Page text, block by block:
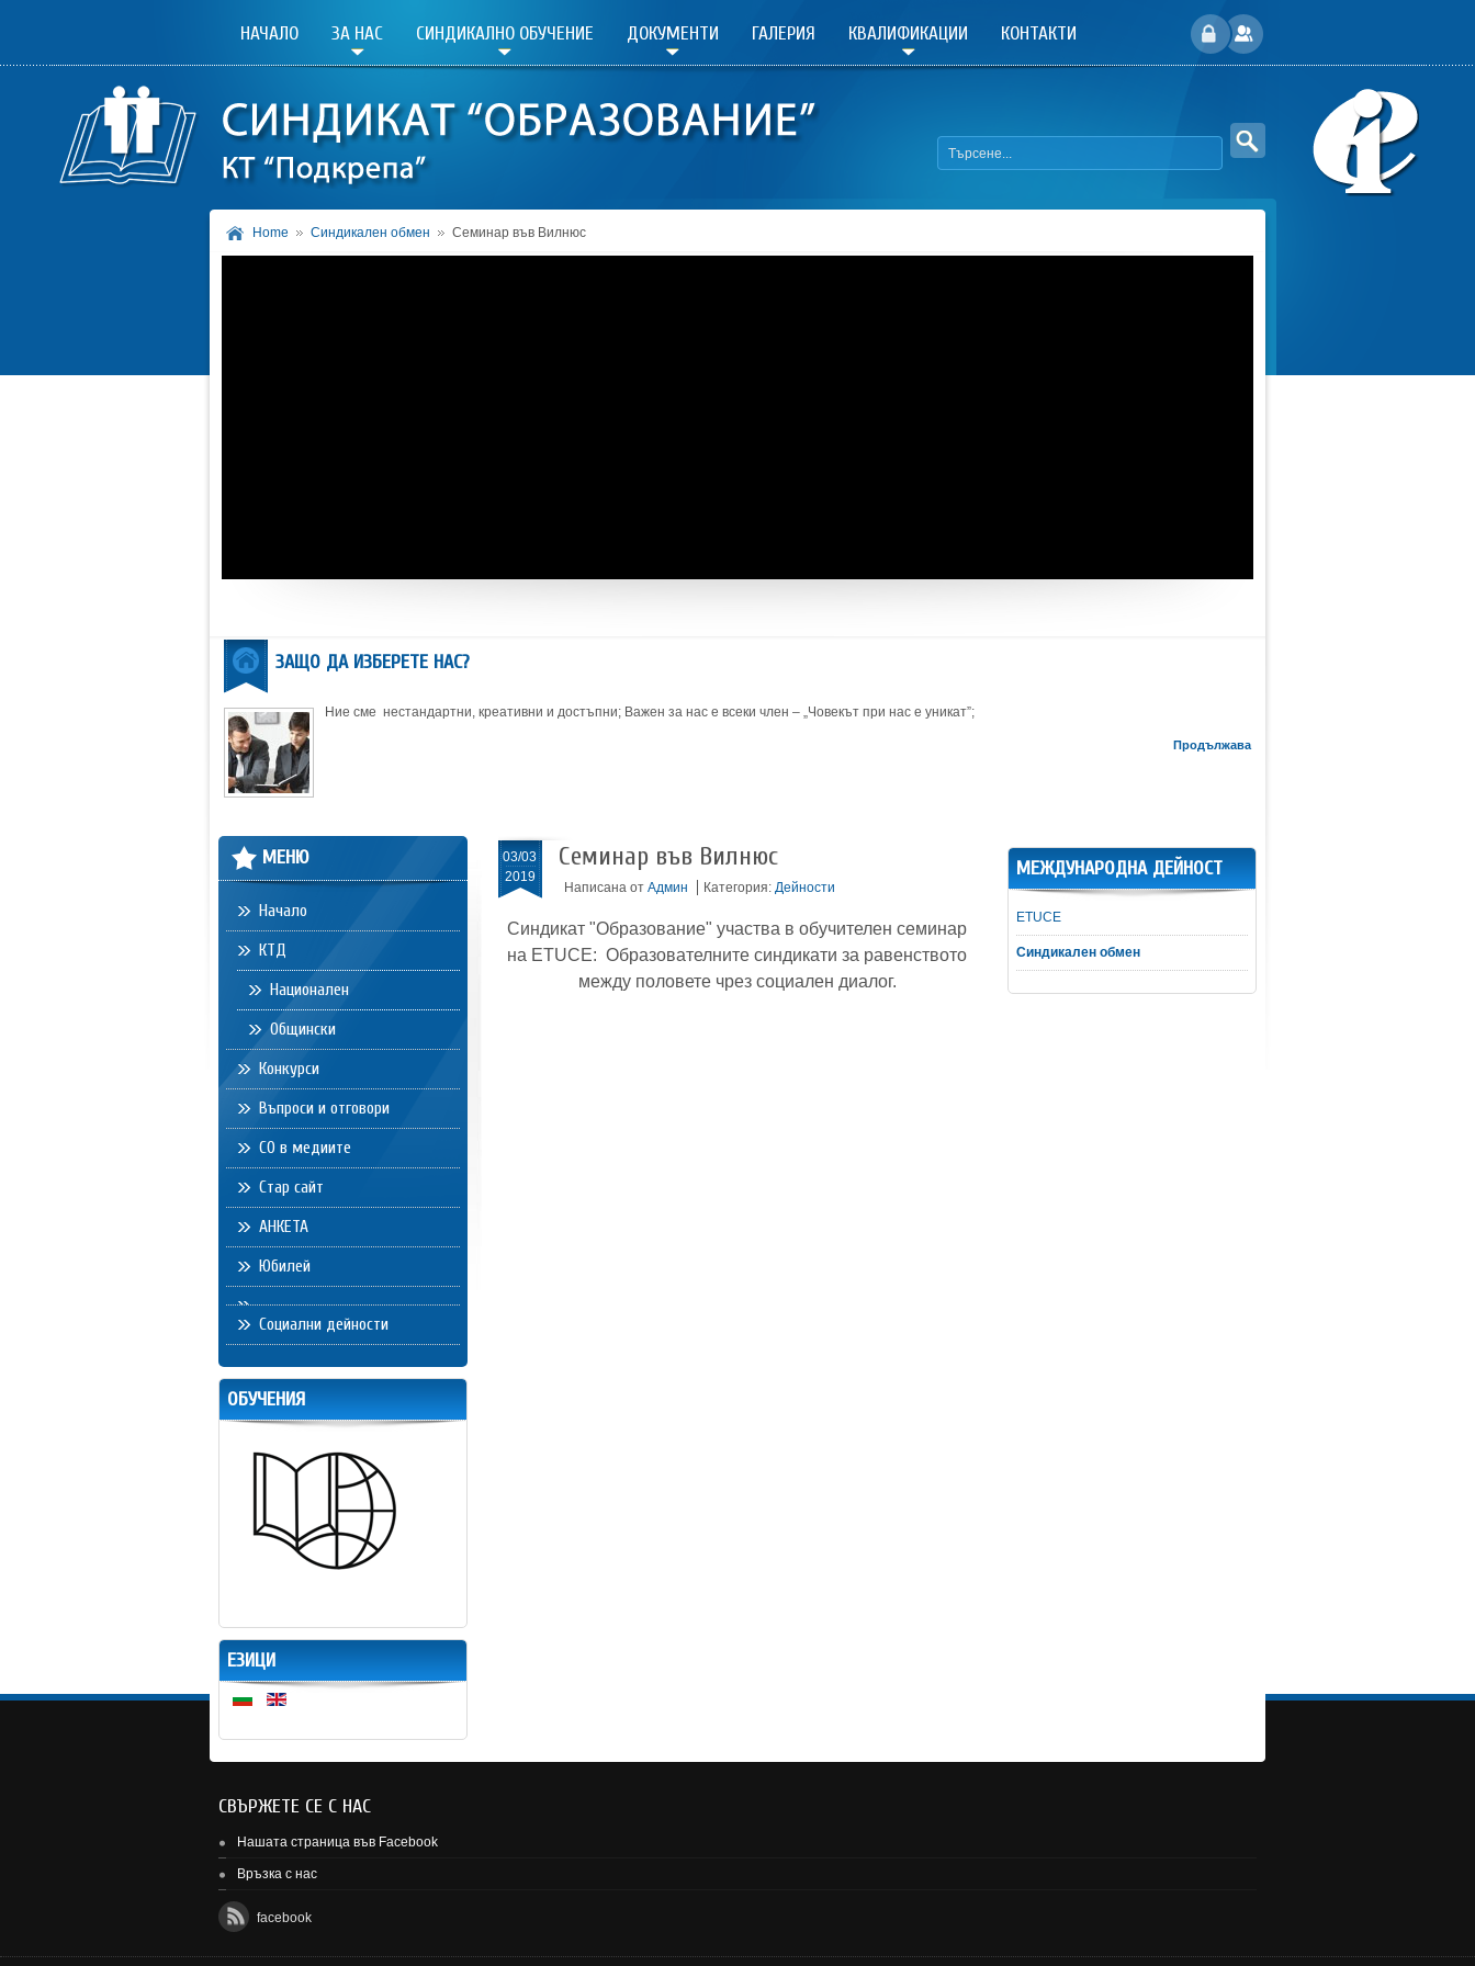
НАЧАЛО ЗА НАС СИНДИКАЛНО ОБУЧЕНИЕ ДОКУМЕНТИ ГАЛЕРИЯ КВАЛИФИКАЦИИ КОНТАКТИ
Home Синдикален обмен Семинар във Вилнюс
ЗАЩО ДА ИЗБЕРЕТЕ НАС?
Ние сме нестандартни, креативни и достъпни; Важен за нас е всеки член – „Човекът при нас е уникат”;
Продължава
03/03
2019
Семинар във Вилнюс
Написана от Админ Категория: Дейности
Синдикат "Образование" участва вобучителен семинар
на ETUCE: Образователните синдикати за равенството
между половете чрез социален диалог.
МЕЖДУНАРОДНА ДЕЙНОСТ
ETUCE
Синдикален обмен
МЕНЮ
Начало
КТД
Национален
Общински
Конкурси
Въпроси и отговори
СО в медиите
Стар сайт
АНКЕТА
Юбилей
Социални дейности
ОБУЧЕНИЯ
ЕЗИЦИ
СВЪРЖЕТЕ СЕ С НАС
Нашата страница във Facebook
Връзка с нас
facebook